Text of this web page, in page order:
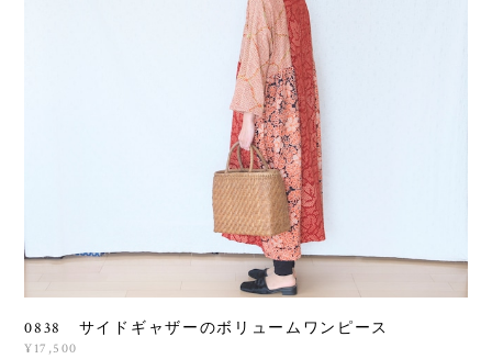
0838 サイドギャザーのボリュームワンピース
¥17,500